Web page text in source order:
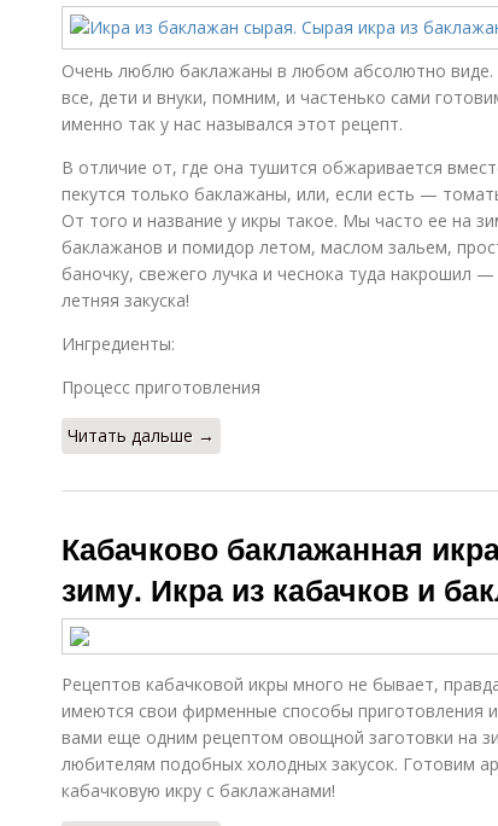
Очень люблю баклажаны в любом абсолютно
все, дети и внуки, помним, и частенько сами
именно так у нас назывался этот рецепт.
В отличие от, где она тушится обжаривается
пекутся только баклажаны, или, если есть —
От того и название у икры такое. Мы часто ее на
баклажанов и помидор летом, маслом зальем,
баночку, свежего лучка и чеснока туда накрошил
летняя закуска!
Ингредиенты:
Процесс приготовления
Читать дальше →
Кабачково баклажанная
зиму. Икра из кабачков и
Рецептов кабачковой икры много не бывает,
имеются свои фирменные способы приготовления
вами еще одним рецептом овощной заготовки на
любителям подобных холодных закусок. Готовим
кабачковую икру с баклажанами!